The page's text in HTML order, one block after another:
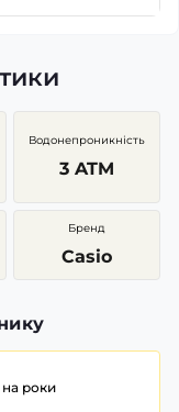
Водонепроникність
3 ATM
Бренд
Casio
роки